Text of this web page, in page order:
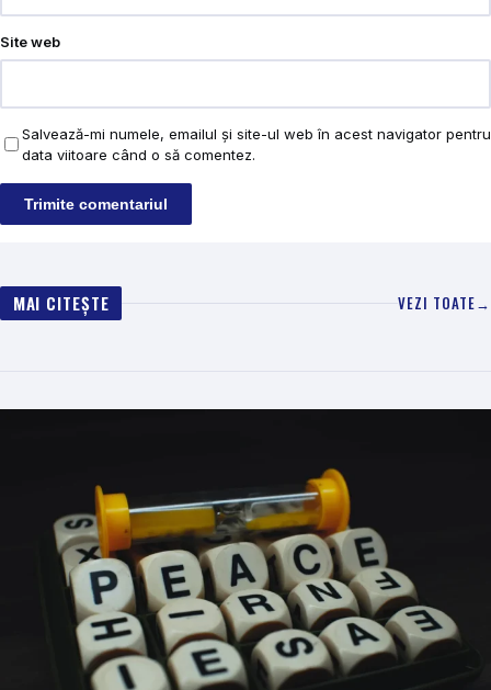
Site web
Salvează-mi numele, emailul și site-ul web în acest navigator pentru
data viitoare când o să comentez.
MAI CITEȘTE VEZI TOATE→